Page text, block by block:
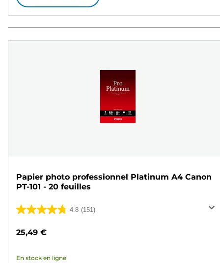
Papier photo professionnel Platinum A4 Canon
PT-101 - 20 feuilles
4.8 (151)
4.8
25,49 €
En stock en ligne